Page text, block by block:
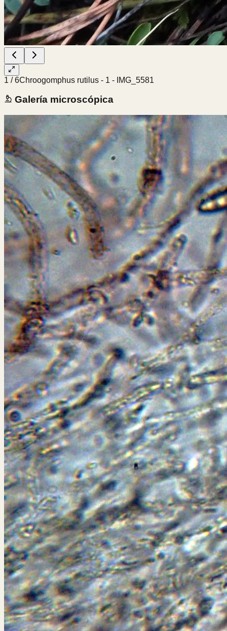
1 /6Chroogomphus rutilus - 1 - IMG_5581
Galería microscópica